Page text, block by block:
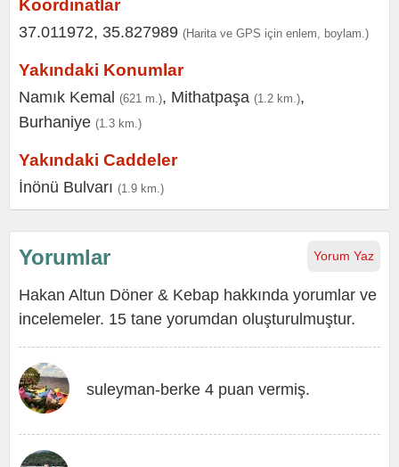
Koordinatlar
37.011972, 35.827989 (Harita ve GPS için enlem, boylam.)
Yakındaki Konumlar
Namık Kemal (621 m.), Mithatpaşa (1.2 km.),
Burhaniye (1.3 km.)
Yakındaki Caddeler
İnönü Bulvarı (1.9 km.)
Yorum Yaz
Yorumlar
Hakan Altun Döner & Kebap hakkında yorumlar ve
incelemeler. 15 tane yorumdan oluşturulmuştur.
suleyman-berke 4 puan vermiş.